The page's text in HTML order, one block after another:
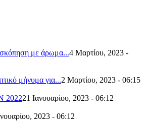
με άρωμα...4 Μαρτίου, 2023 -
μήνυμα για...2 Μαρτίου, 2023 - 06:15
202221 Ιανουαρίου, 2023 - 06:12
2023 - 06:12